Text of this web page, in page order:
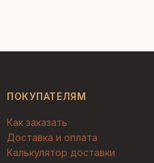
ПОКУПАТЕЛЯМ
Как заказать
Доставка и оплата
Калькулятор доставки